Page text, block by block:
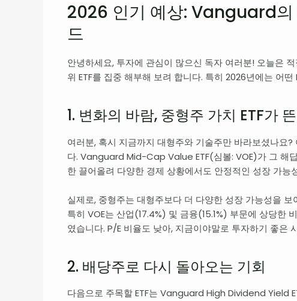
2026 인기 예상: Vanguard의
드
안녕하세요, 투자에 관심이 많으신 독자 여러분! 오늘은
위 ETF를 집중 해부해 보려 합니다. 특히 2026년에는 어
1. 변화의 바람, 중형주 가치 ETF가
여러분, 혹시 지금까지 대형주와 기술주만 바라보셨나요
다. Vanguard Mid-Cap Value ETF(심볼: VOE)가 그 해
한 끌어올려 다양한 경제 상황에서도 안정적인 성장 가능
실제로, 중형주는 대형주보다 더 다양한 성장 가능성을
특히 VOE는 산업(17.4%) 및 금융(15.1%) 부문에 상당한
였습니다. P/E 비율도 낮아, 지금이야말로 투자하기 좋은
2. 배당주로 다시 돌아오는 기회
다음으로 주목할 ETF는 Vanguard High Dividend Yield